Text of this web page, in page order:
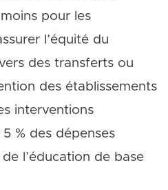
pour les
l’équité du
des transferts ou
des établissements
interventions
% des dépenses
l’éducation de base